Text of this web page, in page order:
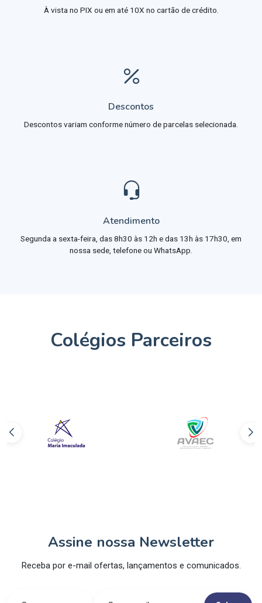
À vista no PIX ou em até 10X no cartão de crédito.
Descontos
Descontos variam conforme número de parcelas selecionada.
Atendimento
Segunda a sexta-feira, das 8h30 às 12h e das 13h às 17h30, em
nossa sede, telefone ou WhatsApp.
Colégios Parceiros
Assine nossa Newsletter
Receba por e-mail ofertas, lançamentos e comunicados.